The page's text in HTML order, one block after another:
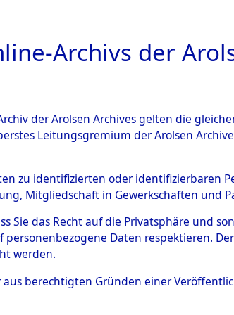
ARCHIVALE ÜBERSICHT
0002
Archivs der
der Arolsen Archives gelten die
Leitungsgremium der Arolsen
zu identifizierten oder identifizierbaren
Mitgliedschaft in Gewerkschaften und
Sie das Recht auf die Privatsphäre und
Daten respektieren.
werden.
aus berechtigten Gründen einer